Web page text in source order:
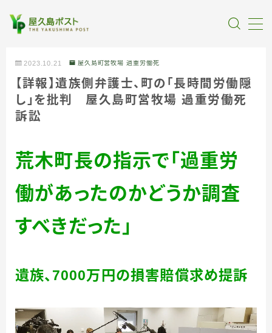
全記事カテゴリー
私たちについて
受賞・報道
情報提供
2023.10.21 屋久島町営牧場 過重労働死
【詳報】遺族側弁護士、町の「長時間労働隠
し」を批判 屋久島町営牧場 過重労働死
訴訟
荒木町長の指示で「過重労
働があったのかどうか調査
すべきだった」
遺族、 7000万円の損害賠償求め提訴